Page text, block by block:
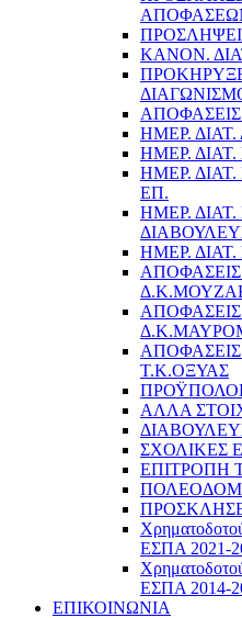
ΚΑΝΟΝ.
ΗΜΕΡ.
ΗΜΕΡ.
ΗΜΕΡ.
ΕΠ.
ΗΜΕΡ. ΔΙΑΤ.
ΗΜΕΡ.
Τ.Κ.ΟΞΥΑΣ
ΑΛΛΑ
ΣΧΟΛΙΚΕΣ
ΕΠΙΤΡΟΠΗ
ΕΣΠΑ 2021-
ΕΣΠΑ 2014-
ΕΠΙΚΟΙΝΩΝΙΑ